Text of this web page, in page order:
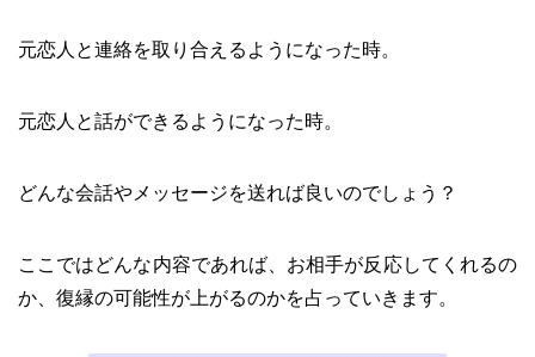
元恋人と連絡を取り合えるようになった時。
元恋人と話ができるようになった時。
どんな会話やメッセージを送れば良いのでしょう？
ここではどんな内容であれば、お相手が反応してくれるの
か、復縁の可能性が上がるのかを占っていきます。